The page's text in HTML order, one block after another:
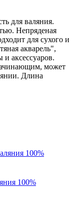
для валяния.
Непряденая
для сухого и
акварель",
и аксессуаров.
может
Длина
100%